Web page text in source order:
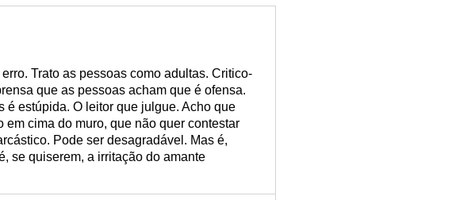
Trato as pessoas como adultas. Critico-
que as pessoas acham que é ofensa.
é estúpida. O leitor que julgue. Acho que
cima do muro, que não quer contestar
Pode ser desagradável. Mas é,
se quiserem, a irritação do amante